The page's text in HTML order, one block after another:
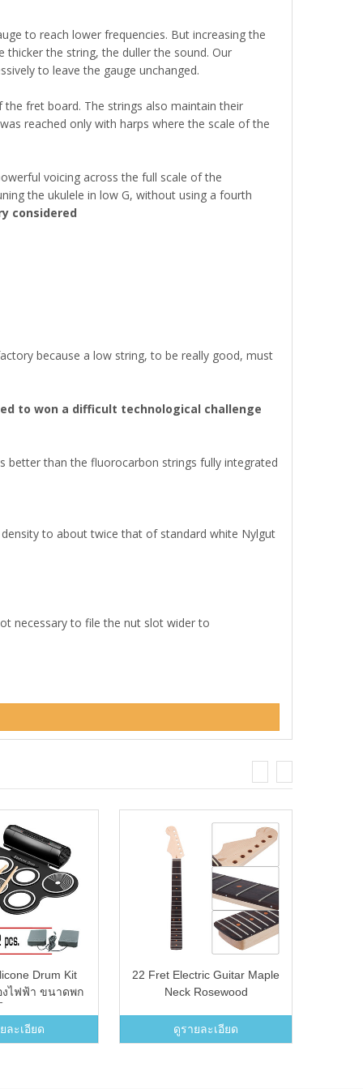
to reach lower frequencies. But increasing the
thicker the string, the duller the sound. Our
to leave the gauge unchanged.
fret board. The strings also maintain their
reached only with harps where the scale of the
voicing across the full scale of the
the ukulele in low G, without using a fourth
considered
because a low string, to be really good, must
to won a difficult technological challenge
better than the fluorocarbon strings fully integrated
to about twice that of standard white Nylgut
necessary to file the nut slot wider to
Drum Kit
งไฟฟ้า ขนาดพก
ง หรือหูฟังได้ (
UP USB Midi
ละเอียด
22 Fret Electric Guitar Maple
Neck Rosewood
ดูรายละเอียด